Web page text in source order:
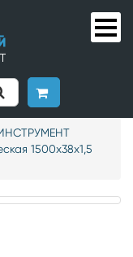
1500х38х1,5